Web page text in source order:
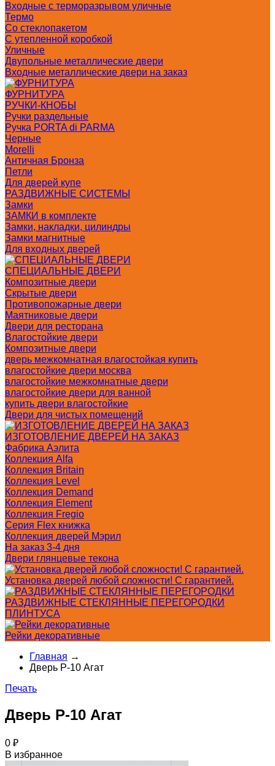
Входные с терморазрывом уличные
Термо
Со стеклопакетом
С утепленной коробкой
Уличные
Двупольные металлические двери
Входные металлические двери на заказ
ФУРНИТУРА
РУЧКИ-КНОБЫ
Ручки раздельные
Ручка PORTA di PARMA
Черные
Morelli
Античная Бронза
Петли
Для дверей купе
РАЗДВИЖНЫЕ СИСТЕМЫ
Замки
ЗАМКИ в комплекте
Замки, накладки, цилиндры
Замки магнитные
Для входных дверей
СПЕЦИАЛЬНЫЕ ДВЕРИ
Композитные двери
Скрытые двери
Противопожарные двери
Маятниковые двери
Двери для ресторана
Влагостойкие двери
Композитные двери
дверь межкомнатная влагостойкая купить
влагостойкие двери москва
влагостойкие межкомнатные двери
влагостойкие двери для ванной
купить двери влагостойкие
Двери для чистых помещений
ИЗГОТОВЛЕНИЕ ДВЕРЕЙ НА ЗАКАЗ
Фабрика Аэлита
Коллекция Alfa
Коллекция Britain
Коллекция Level
Коллекция Demand
Коллекция Element
Коллекция Fregio
Серия Flex книжка
Коллекция дверей Мэрил
На заказ 3-4 дня
Двери глянцевые текона
Установка дверей любой сложности! С гарантией.
РАЗДВИЖНЫЕ СТЕКЛЯННЫЕ ПЕРЕГОРОДКИ
ПЛИНТУСА
Рейки декоративные
Главная →
Дверь P-10 Агат
Печать
Дверь P-10 Агат
0 ₽
В избранное